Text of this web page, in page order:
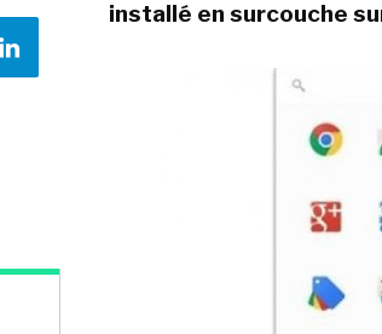
installé en surcouche